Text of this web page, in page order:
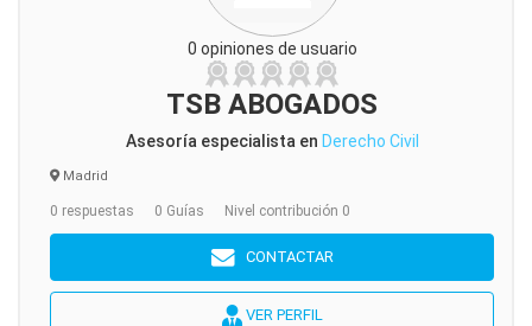
0 opiniones de usuario
TSB ABOGADOS
Asesoría especialista en Derecho Civil
Madrid
0 respuestas 0 Guías Nivel contribución 0
CONTACTAR
VER PERFIL